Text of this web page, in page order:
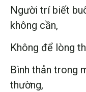
Người trí biết
không cần,
Không để lòng
Bình thản trong
thường,